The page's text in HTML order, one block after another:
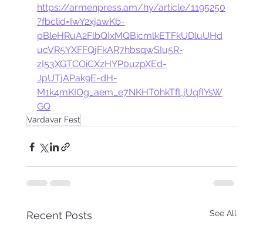
https://armenpress.am/hy/article/1195250
?fbclid=IwY2xjawKb-
pBleHRuA2FlbQIxMQBicmlkETFkUDluUHd
ucVR5YXFFQjFkAR7hbsqwSIu5R-
zI53XGTCOiCXzHYP0uzpXEd-
JpUTjAPak9E-dH-
M1k4mKIOg_aem_e7NKHT0hkTfLjUqfIYsW
GQ
Vardavar Fest
Recent Posts See All